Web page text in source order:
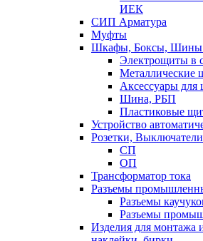
ИЕК
СИП Арматура
Муфты
Шкафы, Боксы, Шины
Электрощиты в
Металлические
Аксессуары для
Шина, РБП
Пластиковые
Устройство
Розетки, Выключатели
СП
ОП
Трансформатор тока
Разъемы
Разъемы
Разъемы
Изделия для монтажа